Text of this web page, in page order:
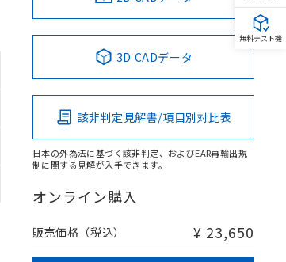
3D CADデータ
該非判定見解書/項目別対比表
日本の外為法に基づく該非判定、およびEAR再輸出規
制に関する見解が入手できます。
オンライン購入
販売価格（税込） ¥ 23,650
無料テスト機